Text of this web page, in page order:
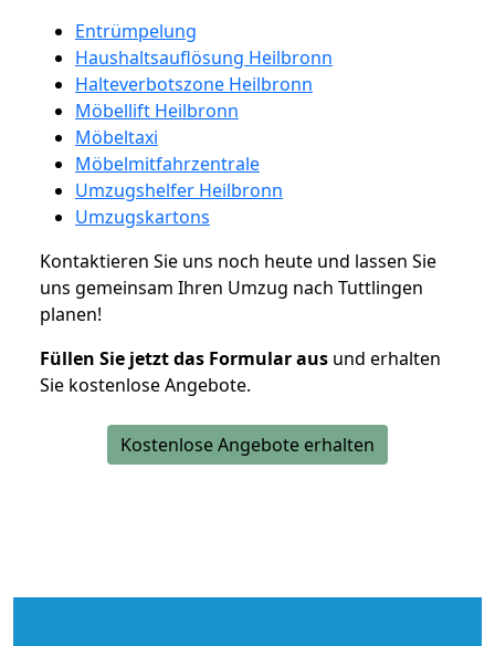
Entrümpelung
Haushaltsauflösung Heilbronn
Halteverbotszone Heilbronn
Möbellift Heilbronn
Möbeltaxi
Möbelmitfahrzentrale
Umzugshelfer Heilbronn
Umzugskartons
Kontaktieren Sie uns noch heute und lassen Sie
uns gemeinsam Ihren Umzug nach Tuttlingen
planen!
Füllen Sie jetzt das Formular aus und erhalten
Sie kostenlose Angebote.
Kostenlose Angebote erhalten